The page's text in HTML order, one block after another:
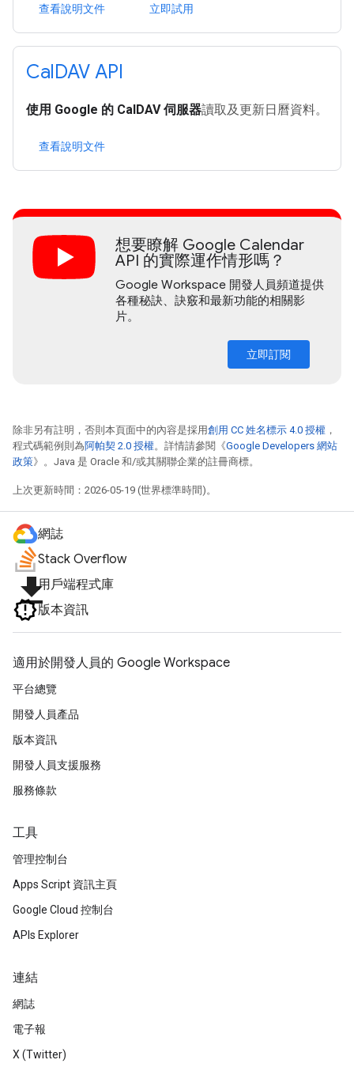
查看說明文件 立即試用
CalDAV API
使用 Google 的 CalDAV 伺服器讀取及更新日曆資料。
查看說明文件
想要瞭解 Google Calendar
API 的實際運作情形嗎？
Google Workspace 開發人員頻道提供
各種秘訣、訣竅和最新功能的相關影
片。
立即訂閱
除非另有註明，否則本頁面中的內容是採用創用 CC 姓名標示 4.0 授權 ，
程式碼範例則為阿帕契 2.0 授權。詳情請參閱《Google Developers 網站
政策》。Java 是 Oracle 和/或其關聯企業的註冊商標。
上次更新時間：2026-05-19 (世界標準時間)。
網誌
Stack Overflow
file_download用戶端程式庫
版本資訊
適用於開發人員的 Google Workspace
平台總覽
開發人員產品
版本資訊
開發人員支援服務
服務條款
工具
管理控制台
Apps Script 資訊主頁
Google Cloud 控制台
APIs Explorer
連結
網誌
電子報
X (Twitter)